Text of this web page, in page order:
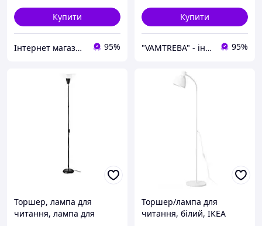
Купити
Інтернет магазин - Маркет 95%
Купити
"VAMTREBA" - інтер'єри мрій тепер доступні для всіх! Ви знайдете тут все з ІК! 95%
Торшер, лампа для
читання, лампа для
Торшер/лампа для
читання, білий, ІКЕА